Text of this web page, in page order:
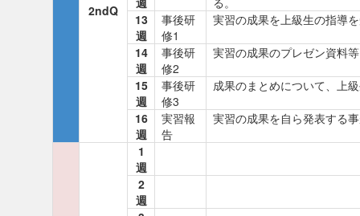
2ndQ
13
週
事後研
修1
実習の成果を上級生の指導
14
週
事後研
修2
実習の成果のプレゼン資料
15
週
事後研
修3
成果のまとめについて、上
16
週
実習報
告
実習の成果を自ら発表する
1
週
2
週